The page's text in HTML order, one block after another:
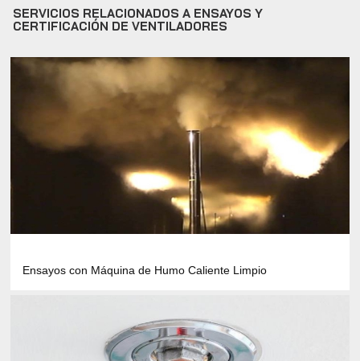
SERVICIOS RELACIONADOS A ENSAYOS Y
CERTIFICACIÓN DE VENTILADORES
Ensayos con Máquina de Humo Caliente Limpio